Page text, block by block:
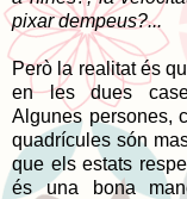
pixar dempeus?...
Però la realitat és
en les dues
Algunes persones,
quadrícules són
que els estats
és una bona